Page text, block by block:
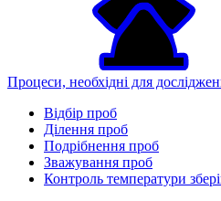
Процеси, необхідні для
Відбір проб
Ділення проб
Подрібнення проб
Зважування проб
Контроль температури